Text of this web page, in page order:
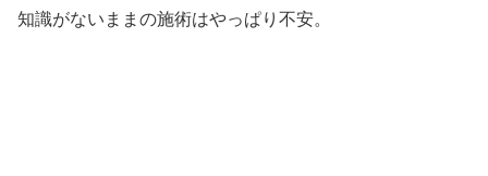
知識がないままの施術はやっぱり不安。